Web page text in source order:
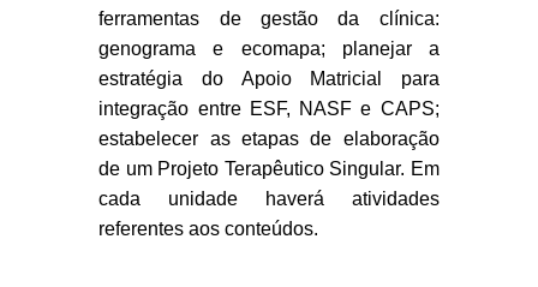
ferramentas de gestão da clínica:
genograma e ecomapa; planejar a
estratégia do Apoio Matricial para
integração entre ESF, NASF e CAPS;
estabelecer as etapas de elaboração
de um Projeto Terapêutico Singular. Em
cada unidade haverá atividades
referentes aos conteúdos.